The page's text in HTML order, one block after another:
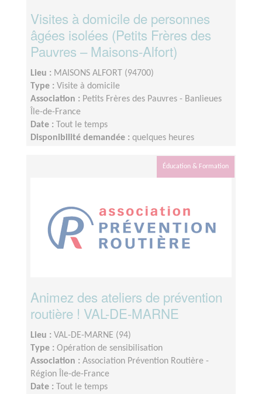
Visites à domicile de personnes
âgées isolées (Petits Frères des
Pauvres – Maisons-Alfort)
Lieu : MAISONS ALFORT (94700)
Type : Visite à domicile
Association : Petits Frères des Pauvres - Banlieues
Île-de-France
Date :
Tout le temps
Disponibilité demandée : quelques heures
Éducation & Formation
Animez des ateliers de prévention
routière ! VAL-DE-MARNE
Lieu : VAL-DE-MARNE (94)
Type : Opération de sensibilisation
Association : Association Prévention Routière -
Région Île-de-France
Date :
Tout le temps